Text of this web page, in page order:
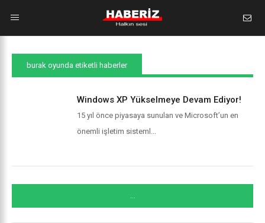
burak oyunda etiketli haberler
Windows XP Yükselmeye Devam Ediyor!
15 yıl önce piyasaya sunulan ve Microsoft’un en
önemli işletim sisteml...
...